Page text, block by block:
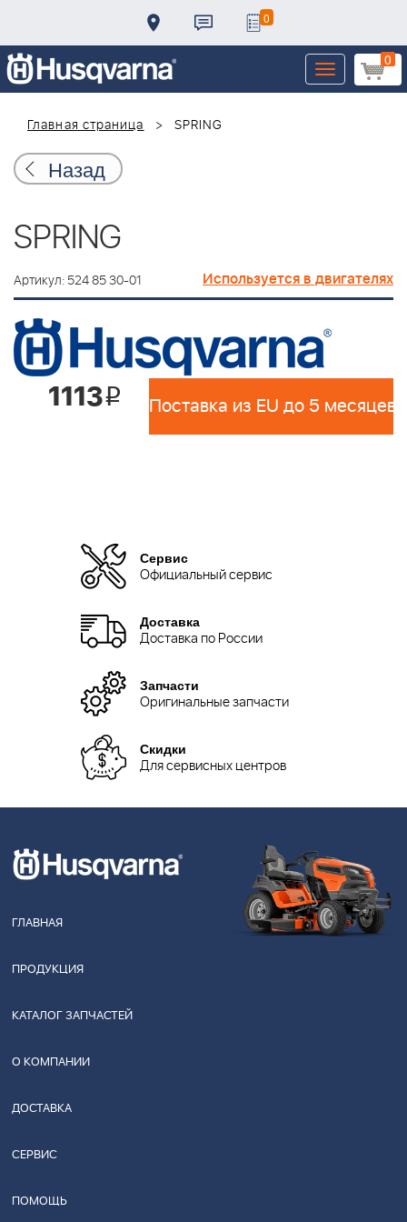
0
0
Toggle
navigation
Главная страница
SPRING
Назад
SPRING
Артикул: 524 85 30-01 Используется в двигателях
1113i Поставка из EU до 5 месяцев
Сервис
Официальный сервис
Доставка
Доставка по России
Запчасти
Оригинальные запчасти
Скидки
Для сервисных центров
ГЛАВНАЯ
ПРОДУКЦИЯ
КАТАЛОГ ЗАПЧАСТЕЙ
О КОМПАНИИ
ДОСТАВКА
СЕРВИС
ПОМОЩЬ